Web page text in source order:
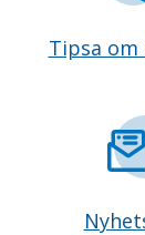
Tipsa